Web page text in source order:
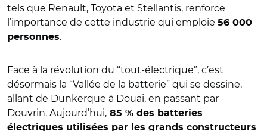
tels que Renault, Toyota et Stellantis, renforce
l’importance de cette industrie qui emploie 56 000
personnes.
Face à la révolution du “tout-électrique”, c’est
désormais la “Vallée de la batterie” qui se dessine,
allant de Dunkerque à Douai, en passant par
Douvrin. Aujourd’hui, 85 % des batteries
électriques utilisées par les grands constructeurs